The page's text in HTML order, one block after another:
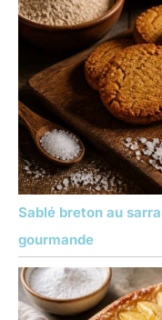
Sablé breton au
gourmande